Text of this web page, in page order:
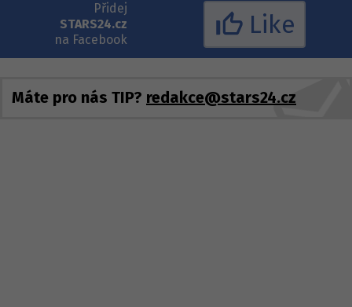
Přidej
STARS24.cz
na Facebook
Like
Máte pro nás TIP? redakce@stars24.cz